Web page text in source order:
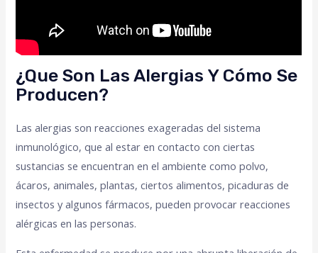
¿Que Son Las Alergias Y Cómo Se
Producen?
Las alergias son reacciones exageradas del sistema
inmunológico, que al estar en contacto con ciertas
sustancias se encuentran en el ambiente como polvo,
ácaros, animales, plantas, ciertos alimentos, picaduras de
insectos y algunos fármacos, pueden provocar reacciones
alérgicas en las personas.